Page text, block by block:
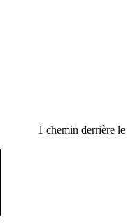
1 chemin derrière le